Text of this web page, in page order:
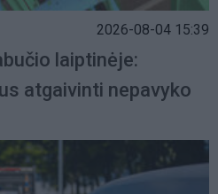
2026-08-04 15:39
laiptinėje:
atgaivinti nepavyko